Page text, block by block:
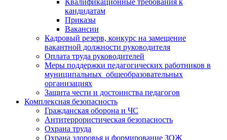
Квалификационные требования к
кандидатам
Приказы
Вакансии
Кадровый резерв, конкурс на замещение
вакантной должности руководителя
Оплата труда руководителей
Меры поддержки педагогических работников в
муниципальных общеобразовательных
организациях
Защита чести и достоинства педагогов
Комплексная безопасность
Гражданская оборона и ЧС
Антитеррористическая безопасность
Охрана труда
Охрана здоровья и формирование ЗОЖ